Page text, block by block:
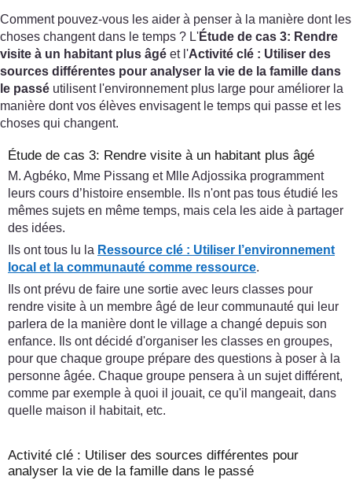
Comment pouvez-vous les aider à penser à la manière dont les
choses changent dans le temps ? L'Étude de cas 3: Rendre
visite à un habitant plus âgé et l'Activité clé : Utiliser des
sources différentes pour analyser la vie de la famille dans
le passé utilisent l'environnement plus large pour améliorer la
manière dont vos élèves envisagent le temps qui passe et les
choses qui changent.
Étude de cas 3: Rendre visite à un habitant plus âgé
M. Agbéko, Mme Pissang et Mlle Adjossika programment
leurs cours d’histoire ensemble. Ils n'ont pas tous étudié les
mêmes sujets en même temps, mais cela les aide à partager
des idées.
Ils ont tous lu la Ressource clé : Utiliser l’environnement
local et la communauté comme ressource.
Ils ont prévu de faire une sortie avec leurs classes pour
rendre visite à un membre âgé de leur communauté qui leur
parlera de la manière dont le village a changé depuis son
enfance. Ils ont décidé d'organiser les classes en groupes,
pour que chaque groupe prépare des questions à poser à la
personne âgée. Chaque groupe pensera à un sujet différent,
comme par exemple à quoi il jouait, ce qu'il mangeait, dans
quelle maison il habitait, etc.
Activité clé : Utiliser des sources différentes pour
analyser la vie de la famille dans le passé